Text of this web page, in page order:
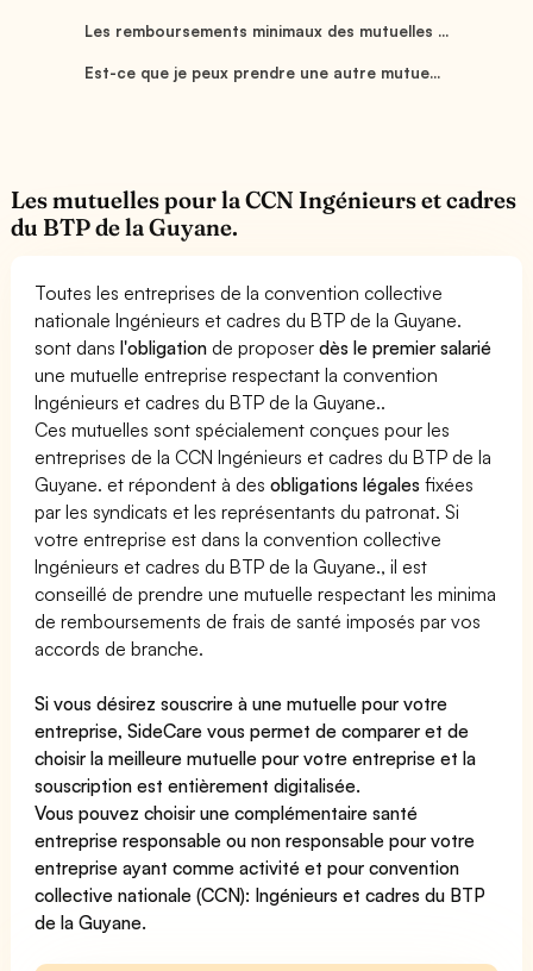
Les remboursements minimaux des mutuelles ...
Est-ce que je peux prendre une autre mutue...
Les mutuelles pour la CCN Ingénieurs et cadres
du BTP de la Guyane.
Toutes les entreprises de la convention collective
nationale Ingénieurs et cadres du BTP de la Guyane.
sont dansl'obligation de proposerdès le premier salarié
une mutuelle entreprise respectant la convention
Ingénieurs et cadres du BTP de la Guyane..
Ces mutuelles sont spécialement conçues pour les
entreprises de la CCN Ingénieurs et cadres du BTP de la
Guyane. et répondent à desobligations légales fixées
par les syndicats et les représentants du patronat. Si
votre entreprise est dans la convention collective
Ingénieurs et cadres du BTP de la Guyane., il est
conseillé de prendre une mutuelle respectant les minima
de remboursements de frais de santé imposés par vos
accords de branche.
Si vous désirez souscrire à une mutuelle pour votre
entreprise, SideCare vous permet decomparer et de
choisir la meilleure mutuelle pour votre entreprise et la
souscription est entièrement digitalisée.
Vous pouvez choisir une complémentaire santé
entrepriseresponsable ou non responsable pour votre
entreprise ayant comme activité et pour convention
collective nationale (CCN): Ingénieurs et cadres du BTP
de la Guyane.